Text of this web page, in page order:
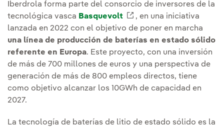
Iberdrola forma parte del consorcio de inversores de la
tecnológica vasca Basquevolt Link externo, abra em
, en una iniciativa
lanzada en 2022 con el objetivo de poner en marcha
una línea de producción de baterías en estado sólido
referente en Europa. Este proyecto, con una inversión
de más de 700 millones de euros y una perspectiva de
generación de más de 800 empleos directos, tiene
como objetivo alcanzar los 10GWh de capacidad en
2027.
La tecnología de baterías de litio de estado sólido es la